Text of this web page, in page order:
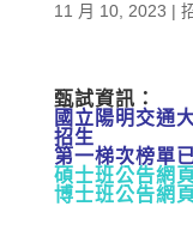
11 月 10, 2023 |
甄試資訊：
國立陽明交通
招生
第一梯次榜單
碩士班公告網
博士班公告網